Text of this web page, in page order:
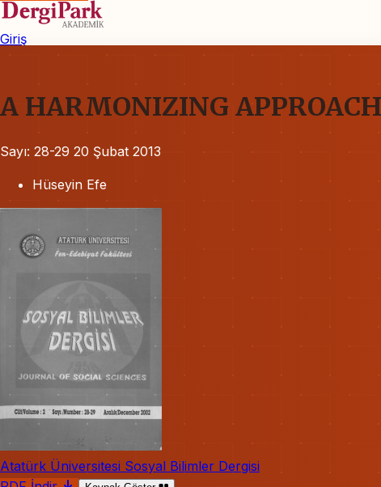
Giriş
A HARMONIZING
Sayı: 28-29 20 Şubat 2013
Hüseyin Efe
Atatürk Üniversitesi Sosyal Bilimler Dergisi